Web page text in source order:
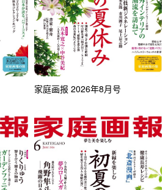
家庭画报 2026年8月号